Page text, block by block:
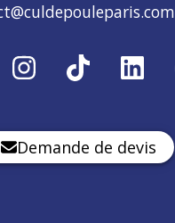
Demande de devis